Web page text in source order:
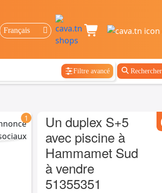
Filtre avancé Rechercher
1
Un duplex S+5
avec piscine à
Hammamet Sud
à vendre
51355351